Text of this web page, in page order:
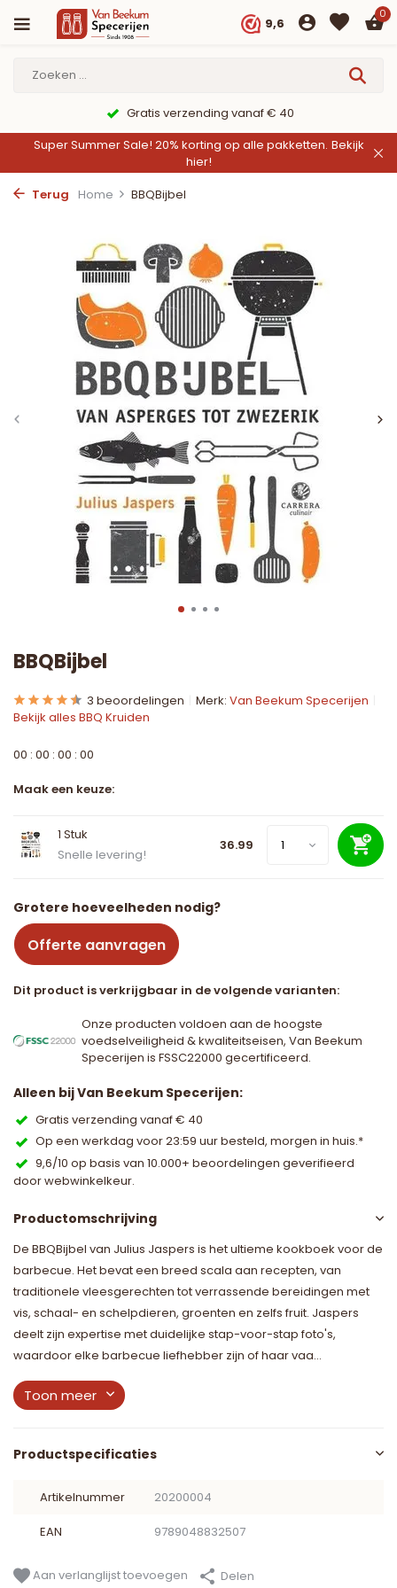
9,6
0
Gratis verzending vanaf € 40
Super Summer Sale! 20% korting op alle pakketten. Bekijk
hier!
Terug
Home BBQBijbel
BBQBijbel
3 beoordelingen Merk: Van Beekum Specerijen
Bekijk alles BBQ Kruiden
00 : 00 : 00 : 00
Maak een keuze:
1 Stuk
Snelle levering!
36.99
Grotere hoeveelheden nodig?
Offerte aanvragen
Dit product is verkrijgbaar in de volgende varianten:
Onze producten voldoen aan de hoogste
voedselveiligheid & kwaliteitseisen, Van Beekum
Specerijen is FSSC22000 gecertificeerd.
Alleen bij Van Beekum Specerijen:
Gratis verzending vanaf € 40
Op een werkdag voor 23:59 uur besteld, morgen in huis.*
9,6/10 op basis van 10.000+ beoordelingen geverifieerd
door webwinkelkeur.
Productomschrijving
De BBQBijbel van Julius Jaspers is het ultieme kookboek voor de
barbecue. Het bevat een breed scala aan recepten, van
traditionele vleesgerechten tot verrassende bereidingen met
vis, schaal- en schelpdieren, groenten en zelfs fruit. Jaspers
deelt zijn expertise met duidelijke stap-voor-stap foto's,
waardoor elke barbecue liefhebber zijn of haar vaa...
Toon meer
Productspecificaties
Artikelnummer 20200004
EAN 9789048832507
Aan verlanglijst toevoegen Delen